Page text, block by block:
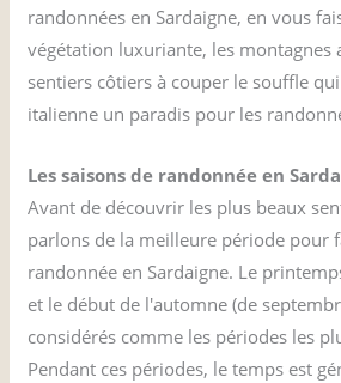
randonnées en Sardaigne, en vous
végétation luxuriante, les montagnes
sentiers côtiers à couper le souffle
italienne un paradis pour les
Les saisons de randonnée en
Avant de découvrir les plus beaux
parlons de la meilleure période pour
randonnée en Sardaigne. Le
et le début de l'automne (de
considérés comme les périodes les
Pendant ces périodes, le temps est